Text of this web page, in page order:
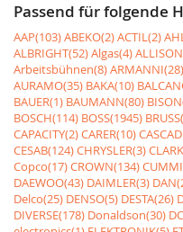
Passend für folgende
AAP(103)ABEKO(2)ACTIL(2)
ALBRIGHT(52)Algas(4)
Arbeitsbühnen(8)ARMANNI(28)
AURAMO(35) BAKA(10)
BAUER(1) BAUMANN(80)
BOSCH(114) BOSS(1945)
CAPACITY(2)CARER(10)
CESAB(124)CHRYSLER(3)
Copco(17)CROWN(134)
DAEWOO(43) DAIMLER(3)
Delco(25) DENSO(5) DESTA(26)
DIVERSE(178) Donaldson(30)